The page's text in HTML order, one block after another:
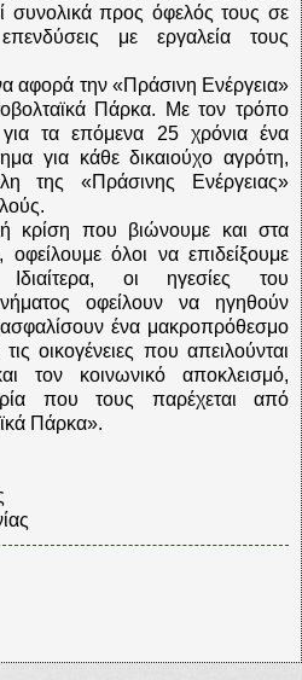
συνολικά προς όφελός τους σε
με εργαλεία τους
αφορά την «Πράσινη Ενέργεια»
Πάρκα. Με τον τρόπο
τα επόμενα 25 χρόνια ένα
για κάθε δικαιούχο αγρότη,
της «Πράσινης Ενέργειας»
κρίση που βιώνουμε και στα
όλοι να επιδείξουμε
Ιδιαίτερα, οι ηγεσίες του
οφείλουν να ηγηθούν
ένα μακροπρόθεσμο
οικογένειες που απειλούνται
τον κοινωνικό αποκλεισμό,
που τους παρέχεται από
Πάρκα».